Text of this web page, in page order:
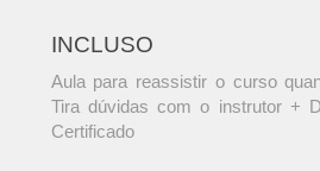
INCLUSO
Aula para reassistir o curso
Tira dúvidas com o instrutor +
Certificado